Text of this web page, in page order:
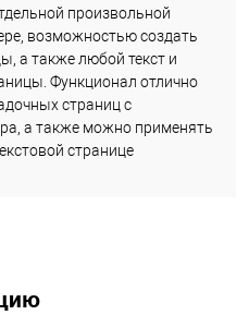
произвольной
возможностью создать
а также любой текст и
Функционал отлично
страниц с
а также можно применять
странице